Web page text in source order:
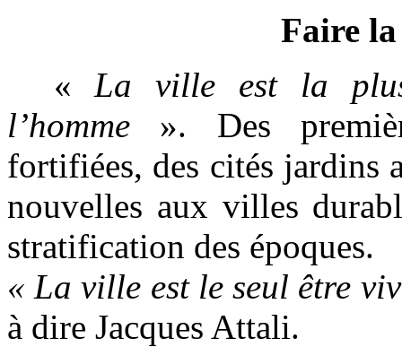
Faire
«La ville est la
l’homme ». Des
fortifiées, des cités
nouvelles aux villes
stratification des époques.
« La ville est le seul être
à dire Jacques Attali.